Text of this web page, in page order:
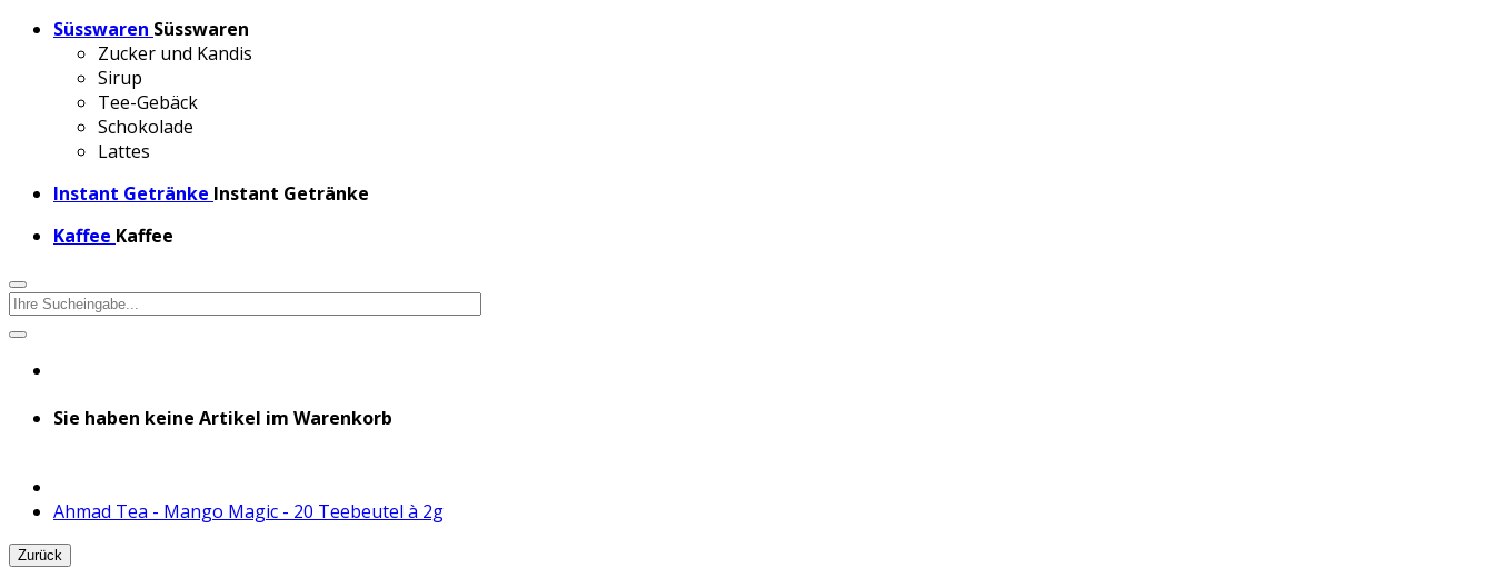
Süsswaren Süsswaren
Zucker und Kandis
Sirup
Tee-Gebäck
Schokolade
Lattes
Instant Getränke Instant Getränke
Kaffee Kaffee
Sie haben keine Artikel im Warenkorb
Ahmad Tea - Mango Magic - 20 Teebeutel à 2g
Zurück